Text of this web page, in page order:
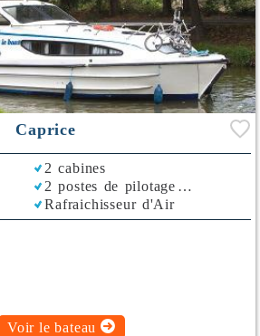
Caprice
2 cabines
2 postes de pilotage
Rafraichisseur d'Air
Voir le bateau